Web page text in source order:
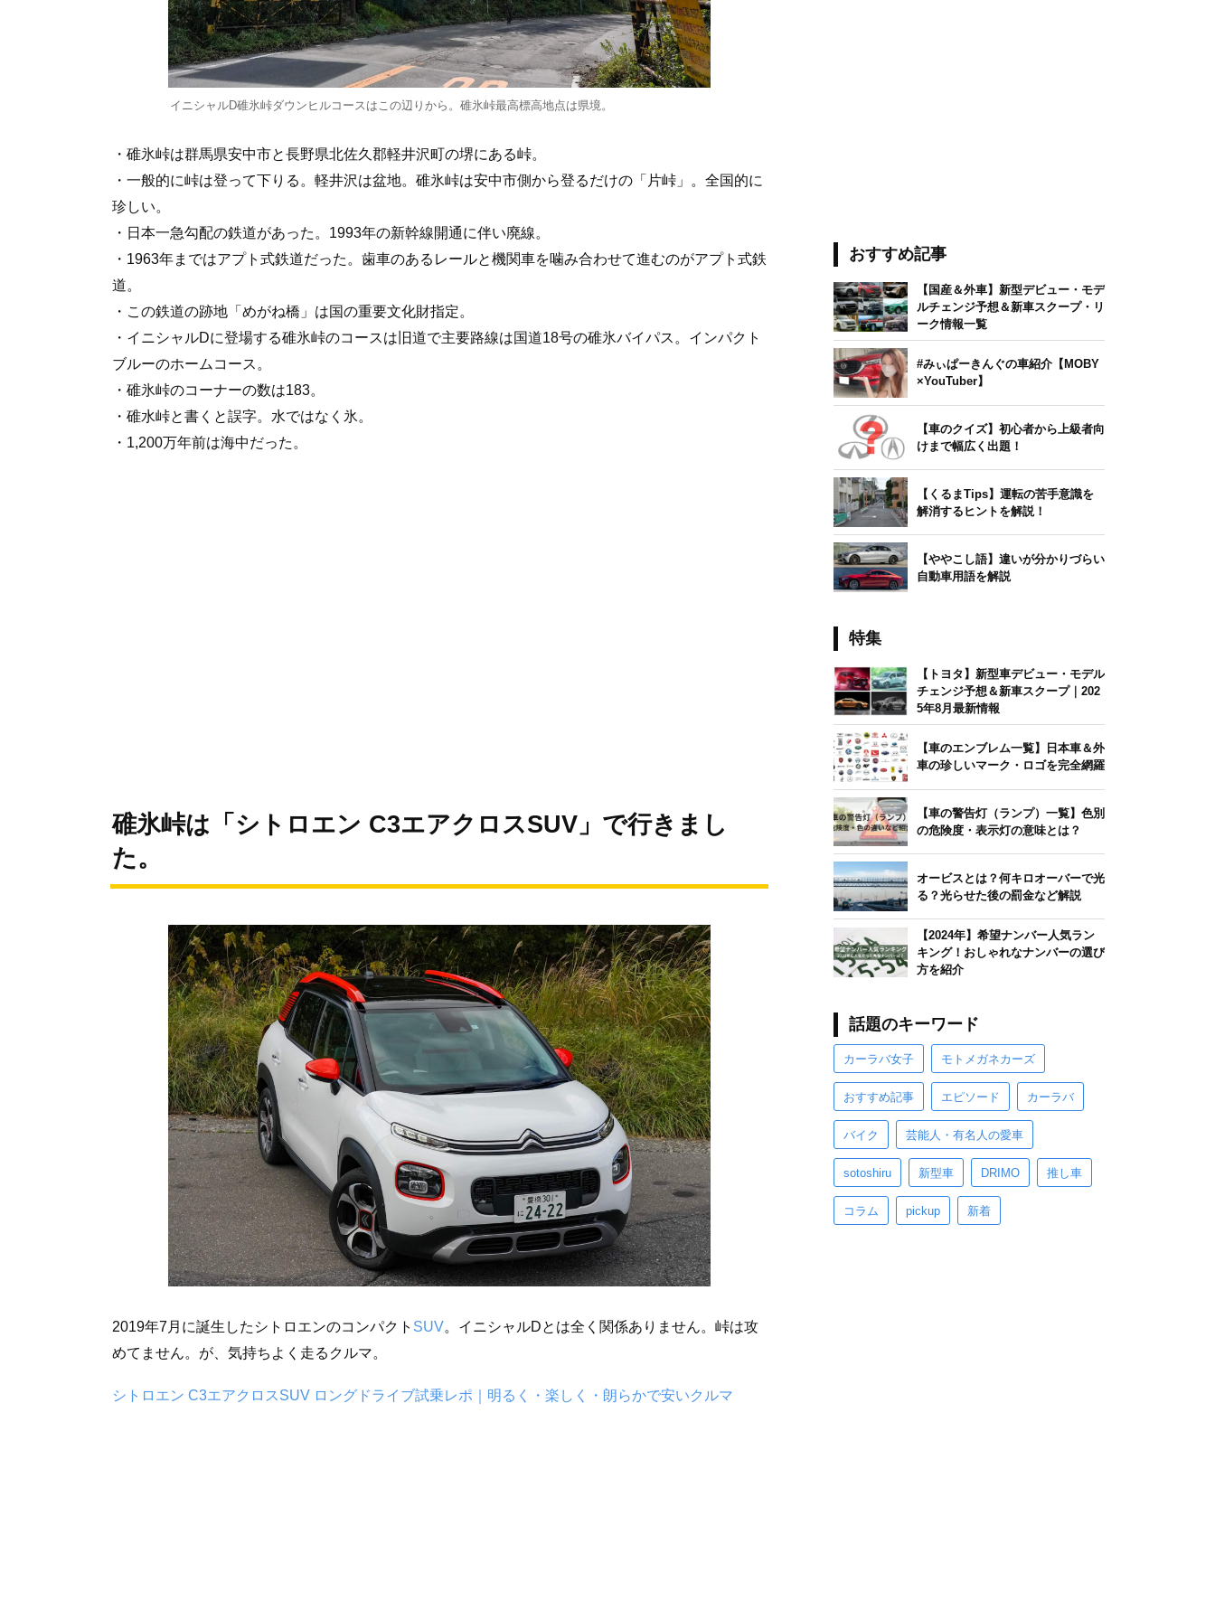
イニシャルD碓氷峠ダウンヒルコースはこの辺りから。碓氷峠最高標高地点は県境。
・碓氷峠は群馬県安中市と長野県北佐久郡軽井沢町の堺にある峠。
・一般的に峠は登って下りる。軽井沢は盆地。碓氷峠は安中市側から登るだけの「片峠」。全国的に
珍しい。
・日本一急勾配の鉄道があった。1993年の新幹線開通に伴い廃線。
・1963年まではアプト式鉄道だった。歯車のあるレールと機関車を噛み合わせて進むのがアプト式鉄
道。
・この鉄道の跡地「めがね橋」は国の重要文化財指定。
・イニシャルDに登場する碓氷峠のコースは旧道で主要路線は国道18号の碓氷バイパス。インパクト
ブルーのホームコース。
・碓氷峠のコーナーの数は183。
・碓水峠と書くと誤字。水ではなく氷。
・1,200万年前は海中だった。
碓氷峠は「シトロエン C3エアクロスSUV」で行きまし
た。
2019年7月に誕生したシトロエンのコンパクト SUV。イニシャルDとは全く関係ありません。峠は攻
めてません。が、気持ちよく走るクルマ。
シトロエン C3エアクロスSUV ロングドライブ試乗レポ｜明るく・楽しく・朗らかで安いクルマ
おすすめ記事
【国産＆外車】新型デビュー・モデ
ルチェンジ予想＆新車スクープ・リ
ーク情報一覧
#みぃぱーきんぐの車紹介【MOBY
×YouTuber】
【車のクイズ】初心者から上級者向
けまで幅広く出題！
【くるまTips】運転の苦手意識を
解消するヒントを解説！
【ややこし語】違いが分かりづらい
自動車用語を解説
特集
【トヨタ】新型車デビュー・モデル
チェンジ予想＆新車スクープ｜202
5年8月最新情報
【車のエンブレム一覧】日本車＆外
車の珍しいマーク・ロゴを完全網羅
【車の警告灯（ランプ）一覧】色別
の危険度・表示灯の意味とは？
オービスとは？何キロオーバーで光
る？光らせた後の罰金など解説
【2024年】希望ナンバー人気ラン
キング！おしゃれなナンバーの選び
方を紹介
話題のキーワード
カーラバ女子 モトメガネカーズ
おすすめ記事 エピソード カーラバ
バイク 芸能人・有名人の愛車
sotoshiru 新型車 DRIMO 推し車
コラム pickup 新着